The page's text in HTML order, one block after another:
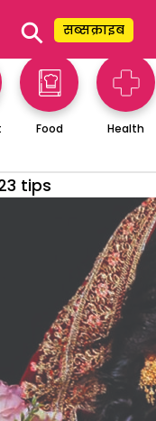
⚲ सब्सक्राइब
Food Health
tips